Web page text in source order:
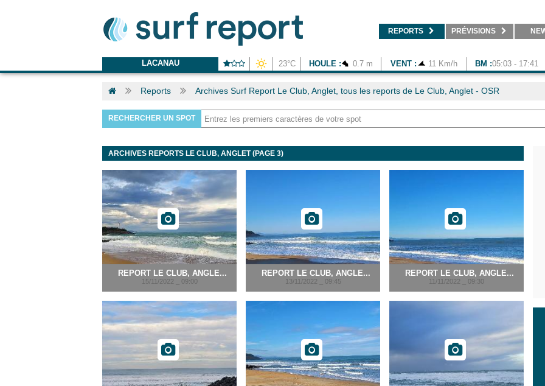
REPORTS PRÉVISIONS
LACANAU 23°C HOULE : 0.7 m VENT : 11 Km/h BM :05:03 - 17:41
Reports Archives Surf Report Le Club, Anglet, tous les reports de Le Club, Anglet - OSR
RECHERCHER UN SPOT
ARCHIVES REPORTS LE CLUB, ANGLET (PAGE 3)
REPORT LE CLUB, ANGLE...
15/11/2022 _ 09:00
REPORT LE CLUB, ANGLE...
13/11/2022 _ 09:45
REPORT LE CLUB, ANGLE...
11/11/2022 _ 09:30